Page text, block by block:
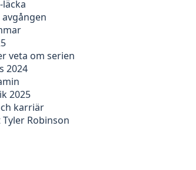
veta om serien
2024
2025
karriär
Robinson